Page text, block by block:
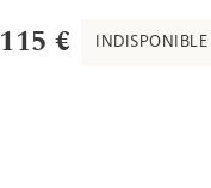
115 € INDISPONIBLE